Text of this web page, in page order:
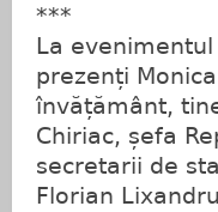
***
La
prezenți
învățământ,
Chiriac, șefa
secretarii de
Florian